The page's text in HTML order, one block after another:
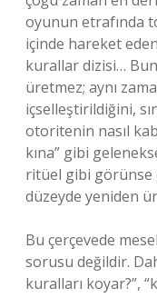
oyunun etrafında
içinde hareket
kurallar dizisi…
üretmez; aynı
içselleştirildiğini,
otoritenin nasıl
kına” gibi
ritüel gibi görünse
düzeyde yeniden
Bu çerçevede
sorusu değildir.
kuralları koyar?”,